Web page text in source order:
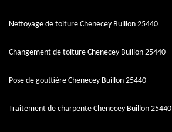
Nettoyage de toiture Chenecey Buillon 25440
Changement de toiture Chenecey Buillon 25440
Pose de gouttière Chenecey Buillon 25440
Traitement de charpente Chenecey Buillon 25440